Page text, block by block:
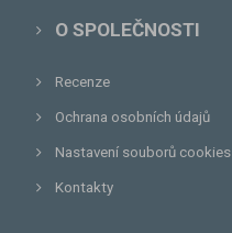
O SPOLEČNOSTI
Recenze
Ochrana osobních údajů
Nastavení souborů cookies
Kontakty